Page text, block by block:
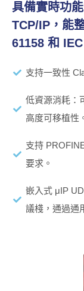
具備實時功
TCP/IP，能
61158 和
支持一致性
低資源消耗：
高度可移植性
支持
要求。
嵌入式 μIP
議棧，通過通